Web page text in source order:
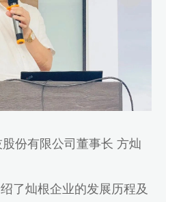
份有限公司董事长 方灿
了灿根企业的发展历程及